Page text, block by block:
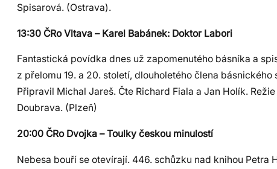
Spisarová. (Ostrava).
13:30 ČRo Vltava – Karel Babánek: Doktor Labori
Fantastická povídka dnes už zapomenutého básníka a
z přelomu 19. a 20. století, dlouholetého člena básnického
Připravil Michal Jareš. Čte Richard Fiala a Jan Holík.
Doubrava. (Plzeň)
20:00 ČRo Dvojka – Toulky českou minulostí
Nebesa bouří se otevírají. 446. schůzku nad knihou Petra